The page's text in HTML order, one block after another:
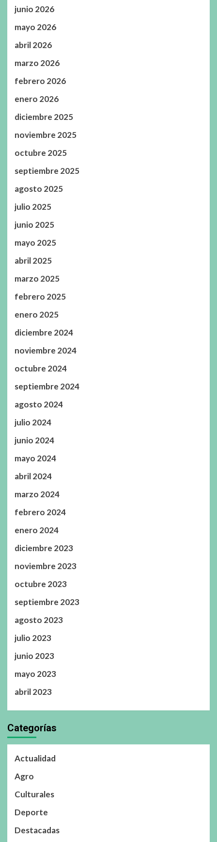
junio 2026
mayo 2026
abril 2026
marzo 2026
febrero 2026
enero 2026
diciembre 2025
noviembre 2025
octubre 2025
septiembre 2025
agosto 2025
julio 2025
junio 2025
mayo 2025
abril 2025
marzo 2025
febrero 2025
enero 2025
diciembre 2024
noviembre 2024
octubre 2024
septiembre 2024
agosto 2024
julio 2024
junio 2024
mayo 2024
abril 2024
marzo 2024
febrero 2024
enero 2024
diciembre 2023
noviembre 2023
octubre 2023
septiembre 2023
agosto 2023
julio 2023
junio 2023
mayo 2023
abril 2023
Categorías
Actualidad
Agro
Culturales
Deporte
Destacadas